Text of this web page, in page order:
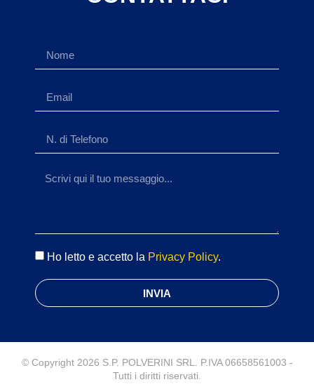
Ho letto e accetto la Privacy Policy.
INVIA
© Copyright 2026 S.P. POLVERINI SRL. P.IVA 06658561003 -
Tutti i diritti riservati.